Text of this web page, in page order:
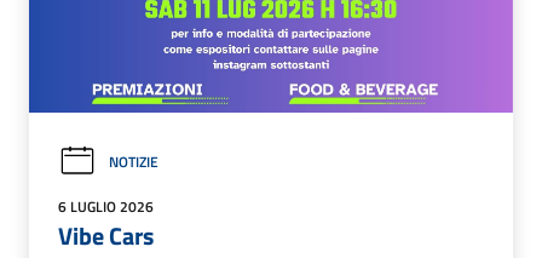
NOTIZIE
6 LUGLIO 2026
Vibe Cars